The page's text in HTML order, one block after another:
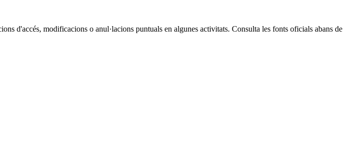
d'accés, modificacions o anul·lacions puntuals en algunes activitats. Consulta les fonts oficials abans de